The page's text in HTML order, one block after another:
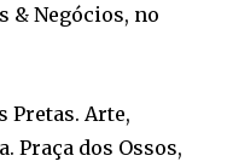
& Negócios, no
Pretas. Arte,
Praça dos Ossos,